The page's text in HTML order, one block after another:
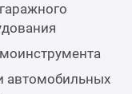
автомобильных